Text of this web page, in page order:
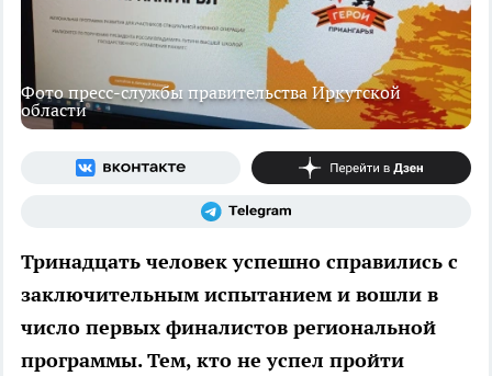
Фото пресс-службы правительства Иркутской
области
Тринадцать человек успешно справились с
заключительным испытанием и вошли в
число первых финалистов региональной
программы. Тем, кто не успел пройти